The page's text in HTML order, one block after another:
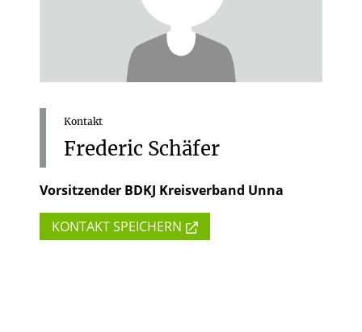
Kontakt
Frederic Schäfer
Vorsitzender BDKJ Kreisverband Unna
KONTAKT SPEICHERN